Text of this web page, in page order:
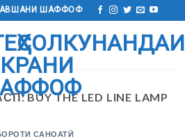
ШАФФОФ
BUY THE LED LINE LAMP
САНОАТӢ